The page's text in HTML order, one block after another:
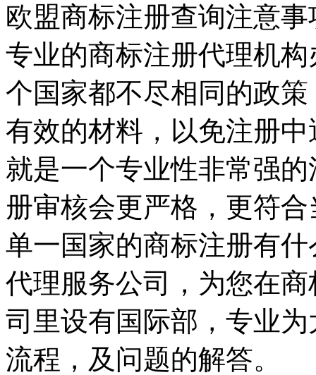
欧盟商标注册查询注意
专业的商标注册代理机
个国家都不尽相同的政
有效的材料，以免注册
就是一个专业性非常强
册审核会更严格，更符
单一国家的商标注册有
代理服务公司，为您在
司里设有国际部，专业
流程，及问题的解答。